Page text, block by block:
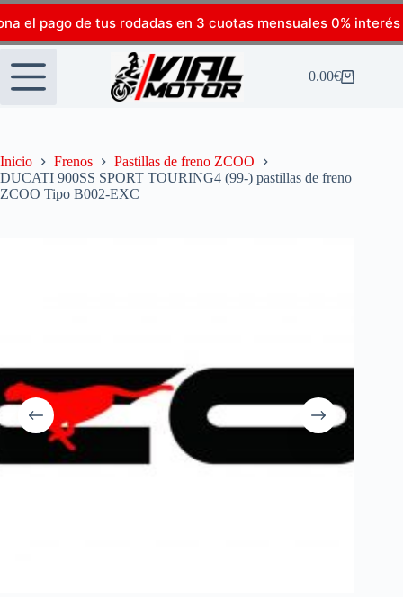
el pago de tus rodadas en 3 cuotas mensuales 0% interés
0.00€
Inicio Frenos
Pastillas de freno ZCOO
DUCATI 900SS SPORT TOURING4 (99-) pastillas de freno
ZCOO Tipo B002-EXC